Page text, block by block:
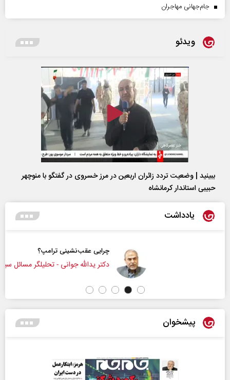
جام‌جهانی مهاجران
ویدئو
ببینید | وضعیت تردد زائران اربعین در مرز خسروی در گفتگو با منوچهر
حبیبی استاندار کرمانشاه
یادداشت
چرایی عقب‌نشینی ترامپ؟
دکتر یدالله جوانی - تحلیلگر مسائل سیاسی
پیشخوان